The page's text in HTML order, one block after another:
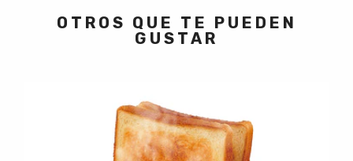
OTROS QUE TE PUEDEN
GUSTAR